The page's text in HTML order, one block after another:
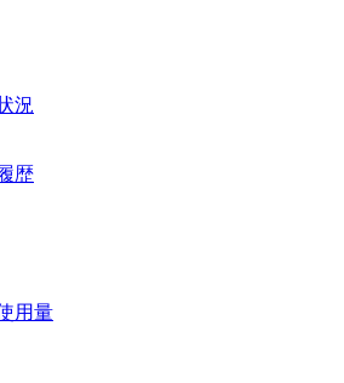
況
歴
用量